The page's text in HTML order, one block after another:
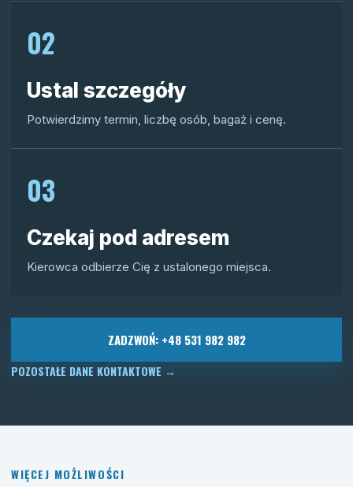
02
Ustal szczegóły
Potwierdzimy termin, liczbę osób, bagaż i cenę.
03
Czekaj pod adresem
Kierowca odbierze Cię z ustalonego miejsca.
ZADZWOŃ: +48 531 982 982
POZOSTAŁE DANE KONTAKTOWE →
WIĘCEJ MOŻLIWOŚCI